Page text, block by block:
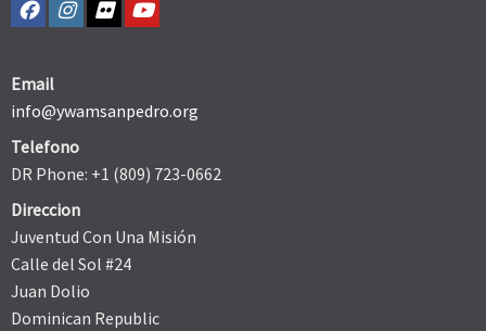
Email
info@ywamsanpedro.org
Telefono
DR Phone: +1 (809) 723-0662
Direccion
Juventud Con Una Misión
Calle del Sol #24
Juan Dolio
Dominican Republic